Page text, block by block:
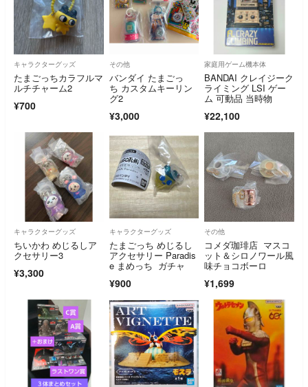
キャラクターグッズ
たまごっちカラフルマ
ルチチャーム2
¥700
その他
バンダイ たまごっ
ち カスタムキーリン
グ2
¥3,000
家庭用ゲーム機本体
BANDAI クレイジーク
ライミング LSI ゲー
ム 可動品 当時物
¥22,100
キャラクターグッズ
ちいかわ めじるしア
クセサリー3
¥3,300
キャラクターグッズ
たまごっち めじるし
アクセサリー Paradis
e まめっち ガチャ
¥900
その他
コメダ珈琲店 マスコ
ット＆シロノワール風
味チョコボーロ
¥1,699